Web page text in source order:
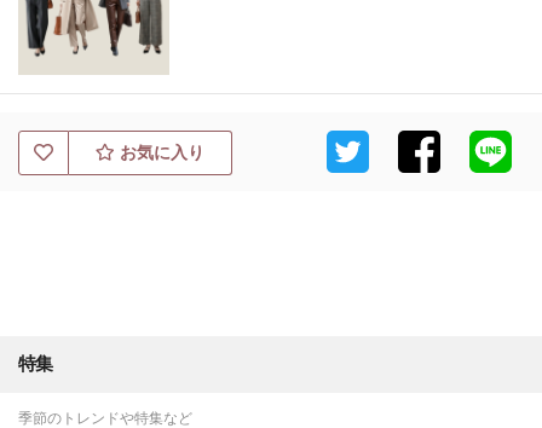
お気に入り
特集
季節のトレンドや特集など